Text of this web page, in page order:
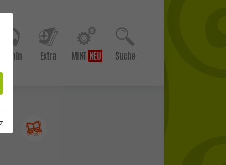
Hör hin Extra MINT Suche